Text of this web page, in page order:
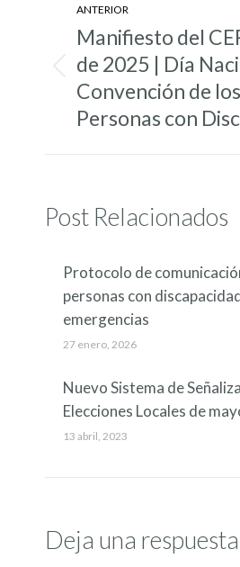
entre
entradas
ANTERIOR
Entrada
anterior:
Manifiesto del
de 2025 | Día
Convención de
Personas con
Post Relacionados
Protocolo de
personas con
emergencias
27 enero, 2026
Nuevo Sistema de
Elecciones Locales de
13 abril, 2023
Deja una respuesta